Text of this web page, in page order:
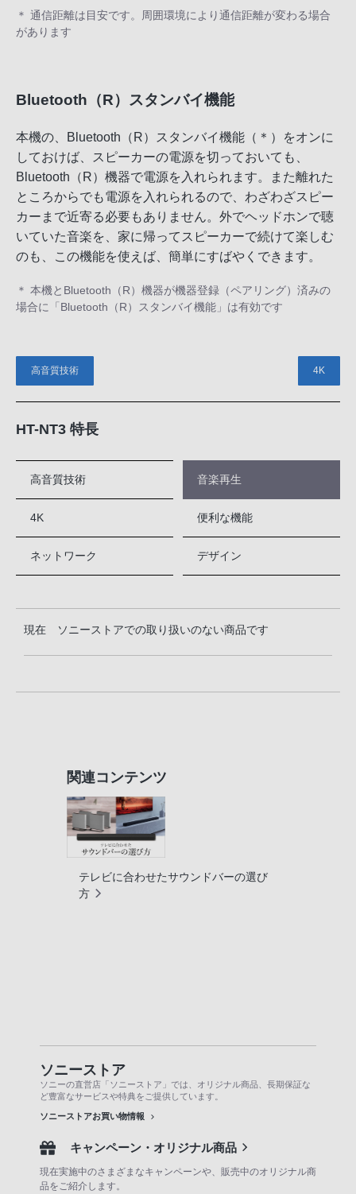
＊ 通信距離は目安です。周囲環境により通信距離が変わる場合
があります
Bluetooth（R）スタンバイ機能
本機の、Bluetooth（R）スタンバイ機能（＊）をオンに
しておけば、スピーカーの電源を切っておいても、
Bluetooth（R）機器で電源を入れられます。また離れた
ところからでも電源を入れられるので、わざわざスピー
カーまで近寄る必要もありません。外でヘッドホンで聴
いていた音楽を、家に帰ってスピーカーで続けて楽しむ
のも、この機能を使えば、簡単にすばやくできます。
＊ 本機とBluetooth（R）機器が機器登録（ペアリング）済みの
場合に「Bluetooth（R）スタンバイ機能」は有効です
高音質技術 4K
HT-NT3 特長
高音質技術 音楽再生
4K 便利な機能
ネットワーク デザイン
現在 ソニーストアでの取り扱いのない商品です
関連コンテンツ
テレビに合わせたサウンドバーの選び
方
ソニーストア
ソニーの直営店「ソニーストア」では、オリジナル商品、長期保証な
ど豊富なサービスや特典をご提供しています。
ソニーストアお買い物情報
キャンペーン・オリジナル商品
現在実施中のさまざまなキャンペーンや、販売中のオリジナル商
品をご紹介します。